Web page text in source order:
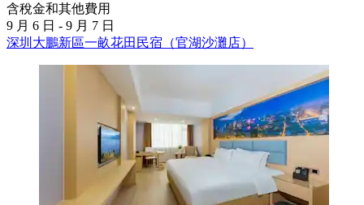
含稅金和其他費用
9 月 6 日 - 9 月 7 日
深圳大鵬新區一畝花田民宿（官湖沙灘店）